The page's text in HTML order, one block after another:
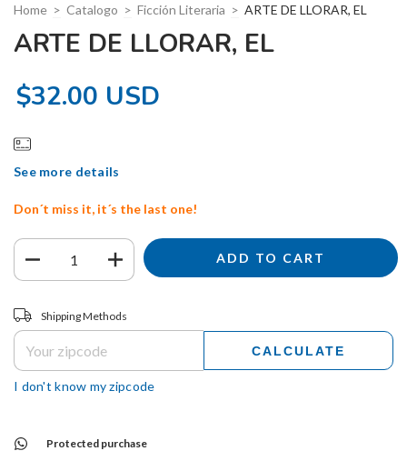
Home > Catalogo > Ficción Literaria > ARTE DE LLORAR, EL
ARTE DE LLORAR, EL
$32.00 USD
See more details
Don´t miss it, it´s the last one!
Shipping for zipcode:
Shipping Methods
CALCULATE
I don't know my zipcode
Protected purchase